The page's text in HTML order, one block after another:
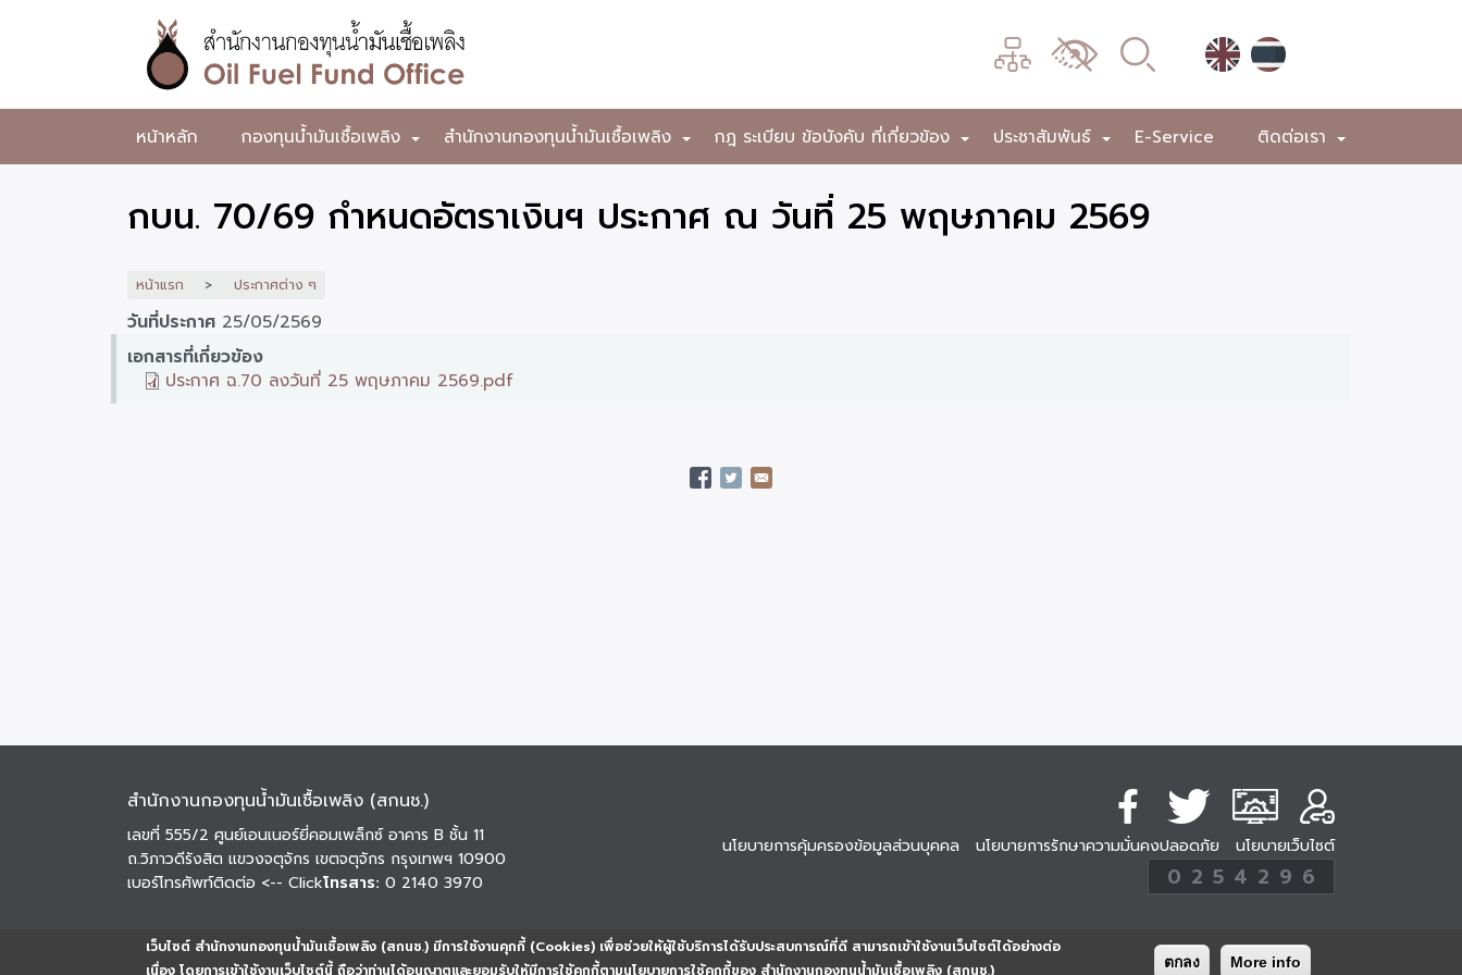
เว็บไซต์ สำนักงานกองทุนน้ำมันเชื้อเพลิง (สกนช.) มีการใช้งานคุกกี้ (Cookies) เพื่อช่วยให้ผู้ใช้บริการได้รับประสบการณ์ที่ดี สามารถเข้าใช้งานเว็บไซต์ได้อย่างต่อ
เนื่อง โดยการเข้าใช้งานเว็บไซต์นี้ ถือว่าท่านได้อนุญาตและยอมรับให้มีการใช้คุกกี้ตามนโยบายการใช้คุกกี้ของ สำนักงานกองทุนน้ำมันเชื้อเพลิง (สกนช.)
ตกลง More info
หลัก
สำนักงาน
กองทุน
น้ำมัน
เพลิง
เมนู
เปลี่ยน
ผล
หน้าหลัก +
กองทุนน้ำมันเชื้อเพลิง +
สำนักงานกองทุนน้ำมันเชื้อเพลิง +
กฎ ระเบียบ ข้อบังคับ ที่เกี่ยวข้อง +
ประชาสัมพันธ์ E-Service +
ติดต่อเรา
กบน. 70/69 กำหนดอัตราเงินฯ ประกาศ ณ วันที่ 25 พฤษภาคม 2569
หน้าแรก ประกาศต่าง ๆ
วันที่ประกาศ 25/05/2569
เอกสารที่เกี่ยวข้อง
ประกาศ ฉ.70 ลงวันที่ 25 พฤษภาคม 2569.pdf
สำนักงานกองทุนน้ำมันเชื้อเพลิง (สกนช.)
เลขที่ 555/2 ศูนย์เอนเนอร์ยี่คอมเพล็กซ์ อาคาร B ชั้น 11
ถ.วิภาวดีรังสิต แขวงจตุจักร เขตจตุจักร กรุงเทพฯ 10900
เบอร์โทรศัพท์ติดต่อ <-- Clickโทรสาร: 0 2140 3970
นโยบายการคุ้มครองข้อมูลส่วนบุคคล นโยบายการรักษาความมั่นคงปลอดภัย นโยบายเว็บไซต์
254296
ครั้ง
0 2 5 4 2 9 6